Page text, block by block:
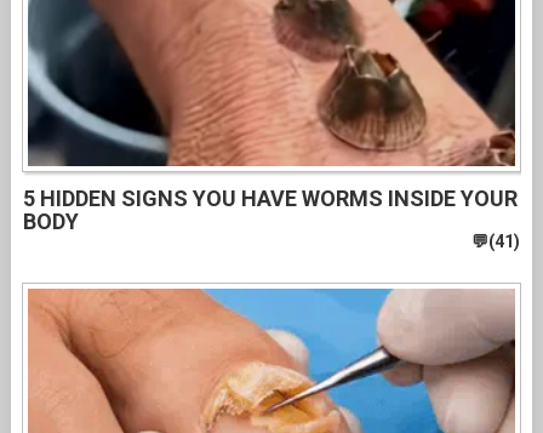
5 HIDDEN SIGNS YOU HAVE WORMS INSIDE YOUR
BODY